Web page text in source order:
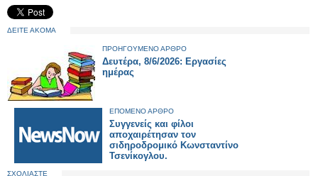
ΔΕΙΤΕ ΑΚΟΜΑ
ΠΡΟΗΓΟΥΜΕΝΟ ΑΡΘΡΟ
Δευτέρα, 8/6/2026: Εργασίες
ημέρας
ΕΠΟΜΕΝΟ ΑΡΘΡΟ
Συγγενείς και φίλοι
αποχαιρέτησαν τον
σιδηροδρομικό Κωνσταντίνο
Τσενίκογλου.
ΣΧΟΛΙΑΣΤΕ